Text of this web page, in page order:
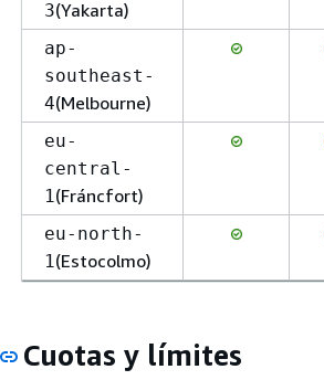
3(Yakarta)
ap-
southeast-
4(Melbourne)
eu-
central-
1(Fráncfort)
eu-north-
1(Estocolmo)
Cuotas y límites